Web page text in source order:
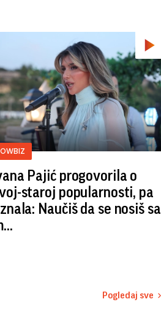
Pajić progovorila o
staroj popularnosti, pa
Naučiš da se nosiš sa
Pogledaj sve